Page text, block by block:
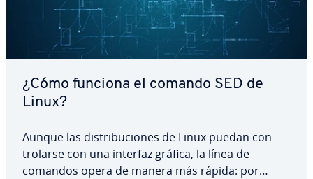
¿Cómo funciona el comando SED de
Linux?
Aunque las di­s­tri­bu­cio­nes de Linux puedan co­n­
tro­lar­se con una interfaz gráfica, la línea de
comandos opera de manera más rápida: por